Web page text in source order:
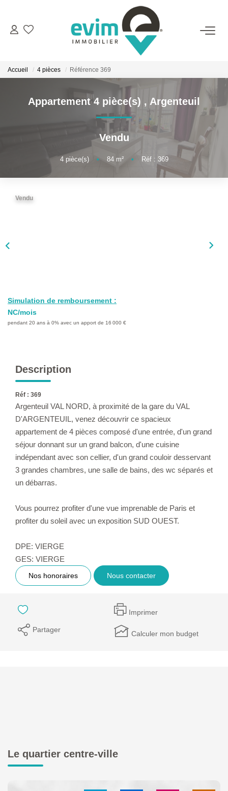
ACHETER
LOUER
ESTIMER
VENDRE
Nous Contacter
Accueil 4 pièces Référence 369
Appartement 4 pièce(s) , Argenteuil
Vendu
4pièce(s) • 84m² • Réf : 369
Vendu
Simulation de remboursement :
NC/mois
pendant 20 ans à 0% avec un apport de 16 000 €
Description
Réf : 369
Argenteuil VAL NORD, à proximité de la gare du VAL
D'ARGENTEUIL, venez découvrir ce spacieux
appartement de 4 pièces composé d'une entrée, d'un grand
séjour donnant sur un grand balcon, d'une cuisine
indépendant avec son cellier, d'un grand couloir desservant
3 grandes chambres, une salle de bains, des wc séparés et
un débarras.
Vous pourrez profiter d'une vue imprenable de Paris et
profiter du soleil avec un exposition SUD OUEST.
DPE: VIERGE
GES: VIERGE
Nos honoraires Nous contacter
Imprimer
Partager Calculer mon budget
Le quartier centre-ville